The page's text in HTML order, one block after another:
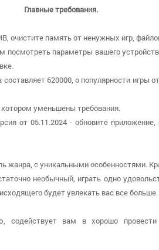
Главные требования.
очистите память от ненужных игр,
посмотреть параметры вашего
620000, о популярности игры
котором уменьшены требования.
от 05.11.2024 - обновите
жанра, с уникальными особенностями.
необычный, играть одно
будет увлекать вас все больше.
содействует вам в хорошо